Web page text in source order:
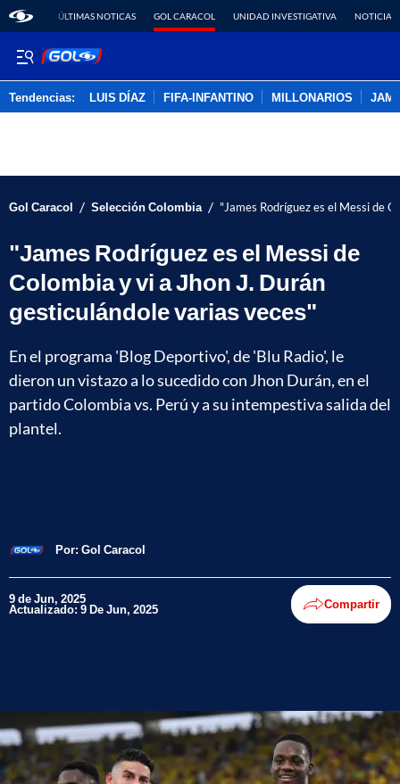
ÚLTIMAS NOTICAS GOL CARACOL UNIDAD INVESTIGATIVA NOTICIAS
Tendencias: LUIS DÍAZ FIFA-INFANTINO MILLONARIOS
Gol Caracol / Selección Colombia / "James Rodríguez es el Messi de
"James Rodríguez es el Messi de
Colombia y vi a Jhon J. Durán
gesticulándole varias veces"
En el programa 'Blog Deportivo', de 'Blu Radio', le
dieron un vistazo a lo sucedido con Jhon Durán, en el
partido Colombia vs. Perú y a su intempestiva salida del
plantel.
Por: Gol Caracol
9 de Jun, 2025
Actualizado: 9 De Jun, 2025 Compartir